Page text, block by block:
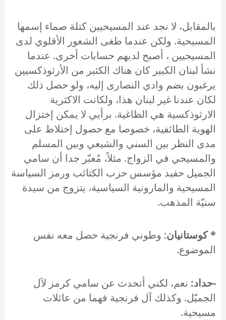
بالمقابل، لا نجد عند المسيحيين كتلة صماء إسمها
المسيحية. ولكن عندما طغى الشعور الأقلوي لدى
المسيحيين ، أصبح لديهم حسابات أخرى. عندما
نشأ لبنان الكبير كان هناك الكثير من الأرثوذكسيين
يرغبون بضم وادي النصارى إليه، ولو حصل ذلك
لكان عندنا غير لبنان هذا، ولكانت الاكثرية
الارثوذكسية هي الطاغية. برأيي لا يمكن إختزال
الهوية الطائفية، خصوصا مع حصول إختلاط على
مدى النظر بين السني والشيعي وبين المسلم
والمسيحي في الزواج. مثلاً، مُعبّر جدا أن سامي
الجميل حفيد مؤسس حزب الكتائب ورمز السياسة
المسيحية والمارونية السياسية، يتزوج من سيدة
سنيّة المذهب.
* كوستانيان: وطوني فرنجية حصل معه نفس
الموضوع.
-حداد: نعم، لكني أتحدث عن سامي كرمز لآل
الجميّل. وكذلك آل فرنجية فهما من عائلات
مسيحية.